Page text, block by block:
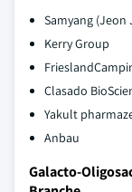
Samyang (Jeon
Kerry Group
Clasado
Yakult
Anbau
Galacto-